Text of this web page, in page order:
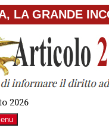
LA GRANDE
2026